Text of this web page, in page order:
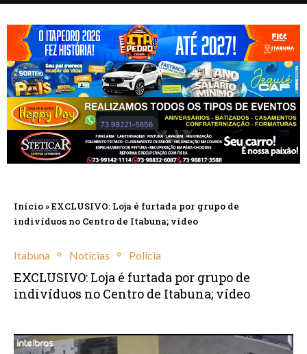
Início»EXCLUSIVO: Loja é furtada por grupo de
indivíduos no Centro de Itabuna; vídeo
Itabuna Notícias Polícia
EXCLUSIVO: Loja é furtada por grupo de
indivíduos no Centro de Itabuna; vídeo